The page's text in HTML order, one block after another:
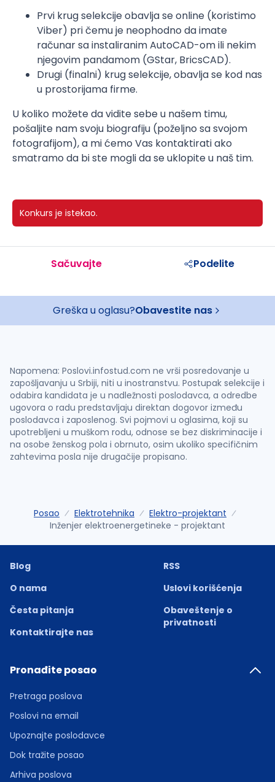
Prvi krug selekcije obavlja se online (koristimo
Viber) pri čemu je neophodno da imate
računar sa instaliranim AutoCAD-om ili nekim
njegovim pandamom (GStar, BricsCAD).
Drugi (finalni) krug selekcije, obavlja se kod nas
u prostorijama firme.
U koliko možete da vidite sebe u našem timu,
pošaljite nam svoju biografiju (poželjno sa svojom
fotografijom), a mi ćemo Vas kontaktirati ako
smatramo da bi ste mogli da se uklopite u naš tim.
Konkurs je istekao.
Sačuvajte Podelite
Greška u oglasu?Obavestite nas
Napomena: Poslovi.infostud.com ne vrši posredovanje u
zapošljavanju u Srbiji, niti u inostranstvu. Postupak selekcije i
odabira kandidata je u nadležnosti poslodavca, a odredbe
ugovora o radu predstavljaju direktan dogovor između
poslodavca i zaposlenog. Svi pojmovi u oglasima, koji su
upotrebljeni u muškom rodu, odnose se bez diskriminacije i
na osobe ženskog pola i obrnuto, osim ukoliko specifičnim
zahtevima posla nije drugačije propisano.
Posao Elektrotehnika
Elektro-projektant
Inženjer elektroenergetineke - projektant
Blog
O nama
Česta pitanja
Kontaktirajte nas
RSS
Uslovi korišćenja
Obaveštenje o
privatnosti
Pronađite posao
Pretraga poslova
Poslovi na email
Upoznajte poslodavce
Dok tražite posao
Arhiva poslova